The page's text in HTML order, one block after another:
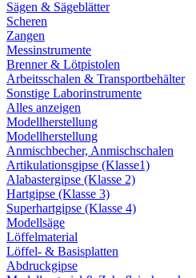
Sägen & Sägeblätter
Scheren
Zangen
Messinstrumente
Brenner & Lötpistolen
Arbeitsschalen & Transportbehälter
Sonstige Laborinstrumente
Alles anzeigen
Modellherstellung
Modellherstellung
Anmischbecher, Anmischschalen
Artikulationsgipse (Klasse1)
Alabastergipse (Klasse 2)
Hartgipse (Klasse 3)
Superhartgipse (Klasse 4)
Modellsäge
Löffelmaterial
Löffel- & Basisplatten
Abdruckgipse